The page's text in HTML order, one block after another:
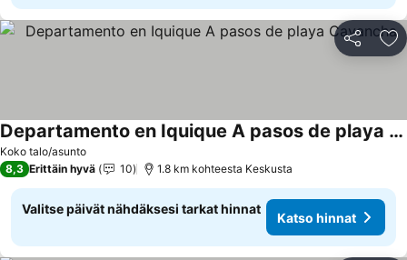
Jaa
Koko talo/asunto
Departamento en Iquique A pasos de playa Cavancha
8,3 Erittäin hyvä 10 1.8 km kohteesta Keskusta
Valitse päivät nähdäksesi tarkat hinnat
Katso hinnat